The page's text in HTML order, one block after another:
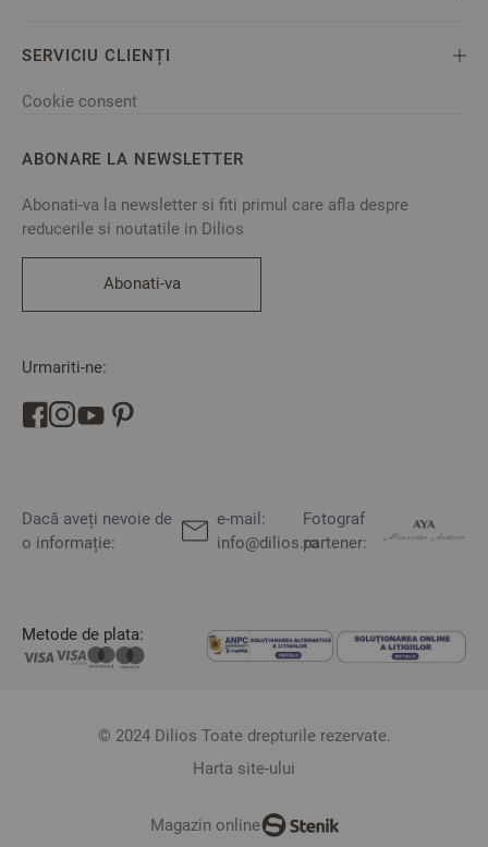
SERVICIU CLIENȚI
Cookie consent
ABONARE LA NEWSLETTER
Abonati-va la newsletter si fiti primul care afla despre
reducerile si noutatile in Dilios
Abonati-va
Urmariti-ne:
Dacă aveți nevoie de
o informație:
e-mail:
info@dilios.ro
Fotograf
partener:
Metode de plata:
© 2024 Dilios Toate drepturile rezervate.
Harta site-ului
Magazin online